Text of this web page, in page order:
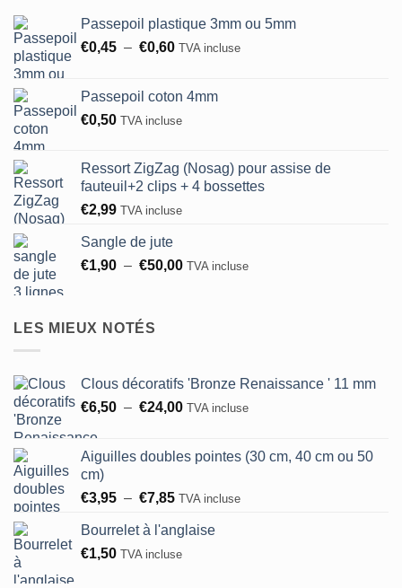
€24,00
Passepoil plastique 3mm ou 5mm
€0,45 – €0,60Plage
€0,45
à
TVA incluse
Passepoil coton 4mm
€0,50 TVA incluse
Ressort ZigZag (Nosag) pour assise de
fauteuil+2 clips + 4 bossettes
€2,99 TVA incluse
Sangle de jute
€1,90 – €50,00Plage
TVA incluse
LES MIEUX NOTÉS
Clous décoratifs 'Bronze Renaissance ' 11 mm
€6,50 – €24,00Plage
€6,50
€24,00
TVA incluse
Aiguilles doubles pointes (30 cm, 40 cm ou 50
cm)
€3,95 – €7,85Plage
prix :
€3,95
TVA incluse
Bourrelet à l'anglaise
€1,50 TVA incluse